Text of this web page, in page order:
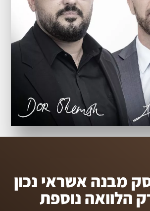
מבנה אשראי נכון
הלוואה נוספת